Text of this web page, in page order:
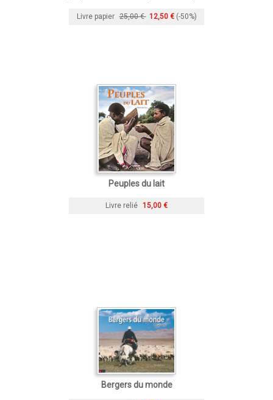
Livre papier 25,00 € 12,50 € (-50%)
Peuples du lait
Livre relié 15,00 €
Bergers du monde